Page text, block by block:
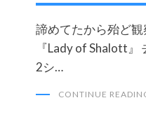
諦めてたから殆ど
『Lady of Shalott
2シ…
CONTINUE